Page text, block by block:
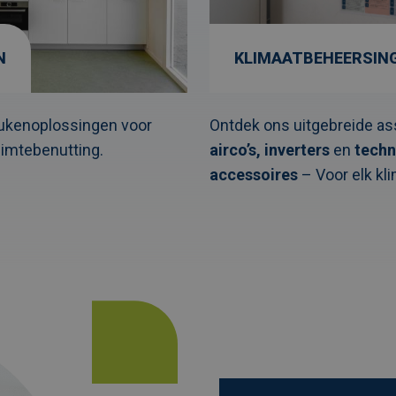
voor
Ontdek ons uitgebreide
airco’s, invertersen
accessoires– Voor elk